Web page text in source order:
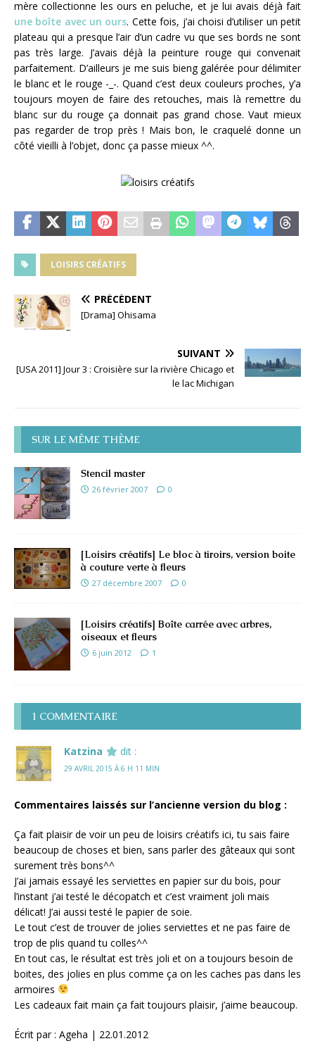
mère collectionne les ours en peluche, et je lui avais déjà fait
une boîte avec un ours. Cette fois, j’ai choisi d’utiliser un petit
plateau qui a presque l’air d’un cadre vu que ses bords ne sont
pas très large. J’avais déjà la peinture rouge qui convenait
parfaitement. D’ailleurs je me suis bieng galérée pour délimiter
le blanc et le rouge -_-. Quand c’est deux couleurs proches, y’a
toujours moyen de faire des retouches, mais là remettre du
blanc sur du rouge ça donnait pas grand chose. Vaut mieux
pas regarder de trop près ! Mais bon, le craquelé donne un
côté vieilli à l’objet, donc ça passe mieux ^^.
LOISIRS CRÉATIFS
PRÉCÉDENT
[Drama] Ohisama
SUIVANT
[USA 2011] Jour 3 : Croisière sur la rivière Chicago et
le lac Michigan
SUR LE MÊME THÈME
Stencil master
26 février 2007 0
[Loisirs créatifs] Le bloc à tiroirs, version boite
à couture verte à fleurs
27 décembre 2007 0
[Loisirs créatifs] Boîte carrée avec arbres,
oiseaux et fleurs
6 juin 2012 1
1 COMMENTAIRE
Katzina dit :
29 AVRIL 2015 À 6 H 11 MIN
Commentaires laissés sur l’ancienne version du blog :
Ça fait plaisir de voir un peu de loisirs créatifs ici, tu sais faire
beaucoup de choses et bien, sans parler des gâteaux qui sont
surement très bons^^
J’ai jamais essayé les serviettes en papier sur du bois, pour
l’instant j’ai testé le décopatch et c’est vraiment joli mais
délicat! J’ai aussi testé le papier de soie.
Le tout c’est de trouver de jolies serviettes et ne pas faire de
trop de plis quand tu colles^^
En tout cas, le résultat est très joli et on a toujours besoin de
boites, des jolies en plus comme ça on les caches pas dans les
armoires
Les cadeaux fait main ça fait toujours plaisir, j’aime beaucoup.
Écrit par : Ageha | 22.01.2012